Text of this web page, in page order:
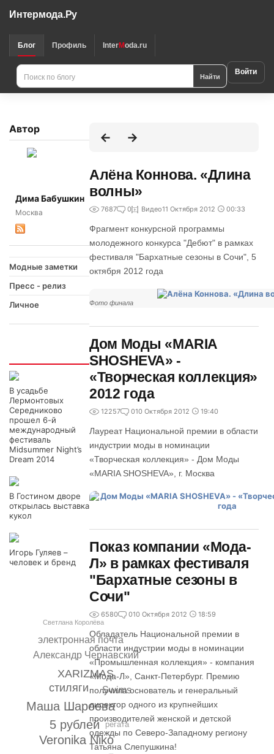
Интермода.Ру
Блог Профиль InterModa.ru
Найти Войти
Автор
Дима Бабушкин
Москва
Модные заметки
Пресс - релиз
Личное
В усадьбе
Лермонтовых
Середниково
прошел 6-й
международный
фестиваль
Midsummer Night’s
Dream 2014
В Гостином дворе
открылась выставка
кукол
Игорь Гуляев –
человек и бренд
Veronika Niko
5 рублей
Mаша Шароева
стиляги
XARIZMAS
Александр Чернавский
электронная почта
Swims
регата
Светлана Королёва
Алёна Коннова. «Длина
волны»
7687 0 Видео11 Октября 2012 00:33
Фрагмент конкурсной программы
молодежного конкурса "Дебют" в рамках
фестиваля "Бархатные сезоны в Сочи", 5
октября 2012 года
Фото финала
Дом Моды «MARIA
SHOSHEVA» -
«Творческая коллекция»
2012 года
12257 010 Октября 2012 19:40
Лауреат Национальной премии в области
индустрии моды в номинации
«Творческая коллекция» - Дом Моды
«MARIA SHOSHEVA», г. Москва
Показ компании «Мода-
Л» в рамках фестиваля
"Бархатные сезоны в
Сочи"
6580 010 Октября 2012 18:59
Обладатель Национальной премии в
области индустрии моды в номинации
«Промышленная коллекция» - компания
«Мода-Л», Санкт-Петербург. Премию
получила основатель и генеральный
директор одного из крупнейших
производителей женской и детской
одежды по Северо-Западному региону
Татьяна Слепушкина!